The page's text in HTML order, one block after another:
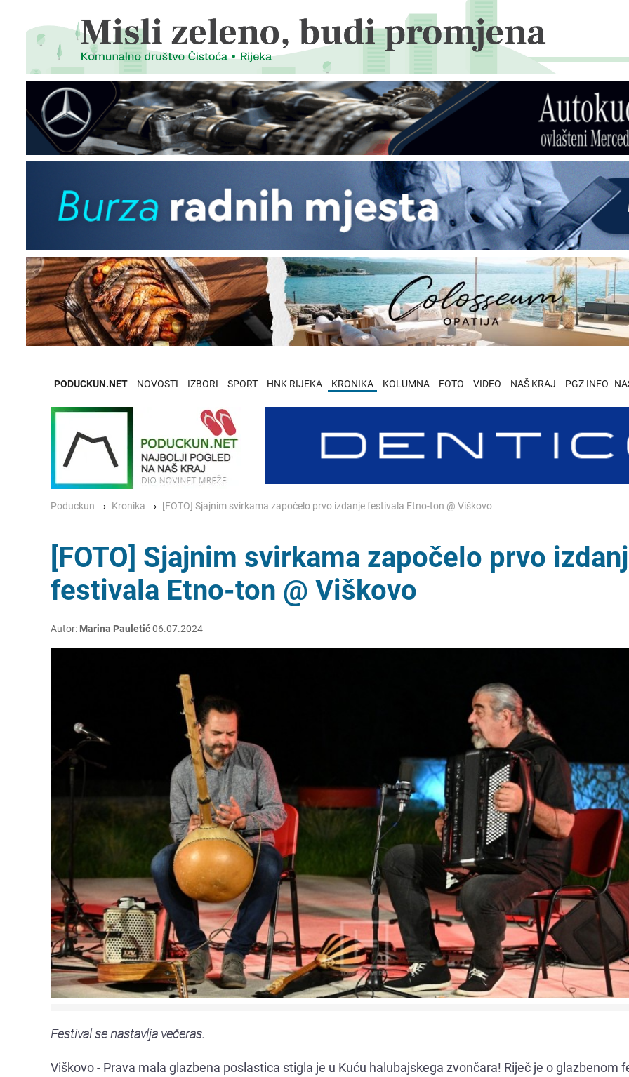
PODUCKUN.NET NOVOSTI IZBORI SPORT HNK RIJEKA KRONIKA KOLUMNA FOTO VIDEO NAŠ KRAJ PGZ INFO
Poduckun Kronika [FOTO] Sjajnim svirkama započelo prvo izdanje festivala Etno-ton @ Viškovo
[FOTO] Sjajnim svirkama započelo prvo
festivala Etno-ton @ Viškovo
Autor: Marina Pauletić06.07.2024
Festival se nastavlja večeras.
Viškovo - Prava mala glazbena poslastica stigla je u Kuću halubajskega zvončara! Riječ je o glazbenom